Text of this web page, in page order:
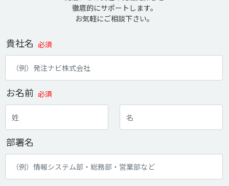
徹底的にサポートします。
お気軽にご相談下さい。
貴社名 必須
お名前 必須
部署名